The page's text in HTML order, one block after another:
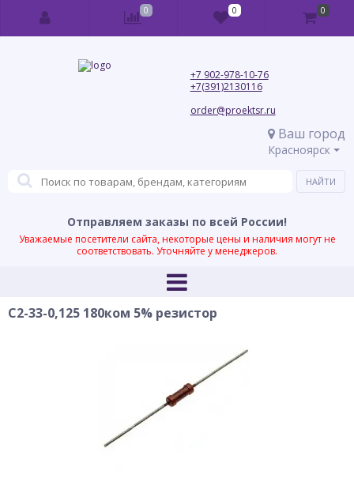
+7 902-978-10-76
+7(391)2130116
order@proektsr.ru
Ваш город
Красноярск
Отправляем заказы по всей России!
Уважаемые посетители сайта, некоторые цены и наличия могут не
соответствовать. Уточняйте у менеджеров.
С2-33-0,125 180ком 5% резистор
0 0 0